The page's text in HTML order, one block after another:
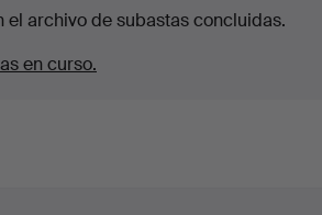
el archivo de subastas concluidas.
en curso.